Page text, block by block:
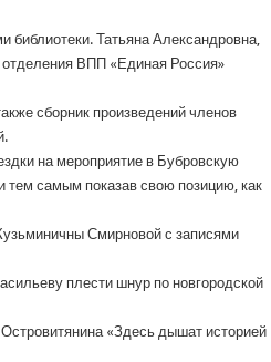
Татьяна Александровна,
отделения ВПП «Единая Россия»
сборник произведений членов
на мероприятие в Бубровскую
тем самым показав свою позицию, как
Смирновой с записями
плести шнур по новгородской
«Здесь дышат историей